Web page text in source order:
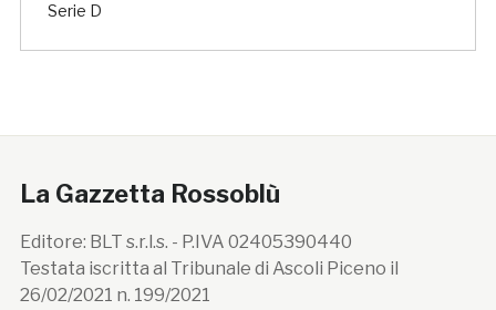
Serie D
La Gazzetta Rossoblù
Editore: BLT s.r.l.s. - P.IVA 02405390440
Testata iscritta al Tribunale di Ascoli Piceno il
26/02/2021 n. 199/2021